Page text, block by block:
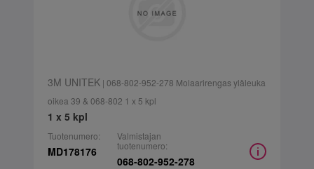
3M UNITEK| 068-802-952-278 Molaarirengas yläleuka
oikea 39 & 068-802 1 x 5 kpl
1 x 5 kpl
Tuotenumero:
MD178176
Valmistajan
tuotenumero:
068-802-952-278